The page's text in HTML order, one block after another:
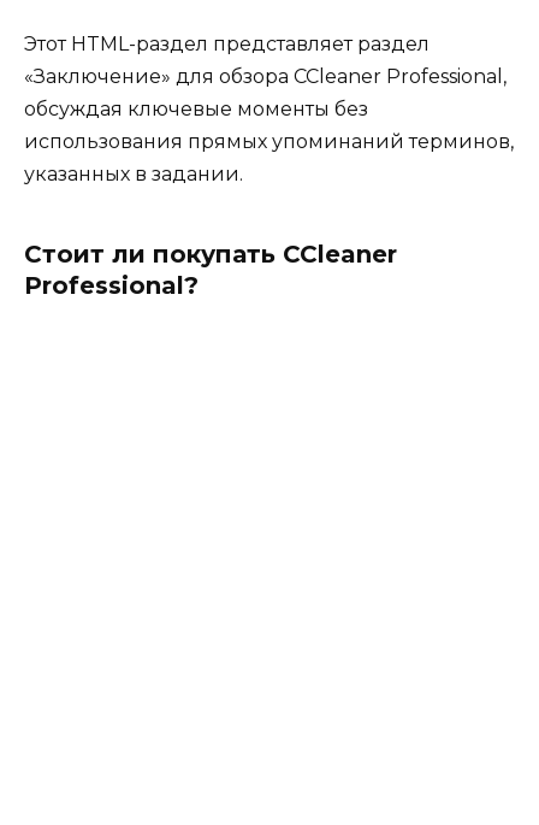
Этот HTML-раздел представляет раздел
«Заключение» для обзора CCleaner Professional,
обсуждая ключевые моменты без
использования прямых упоминаний терминов,
указанных в задании.
Стоит ли покупать CCleaner
Professional?